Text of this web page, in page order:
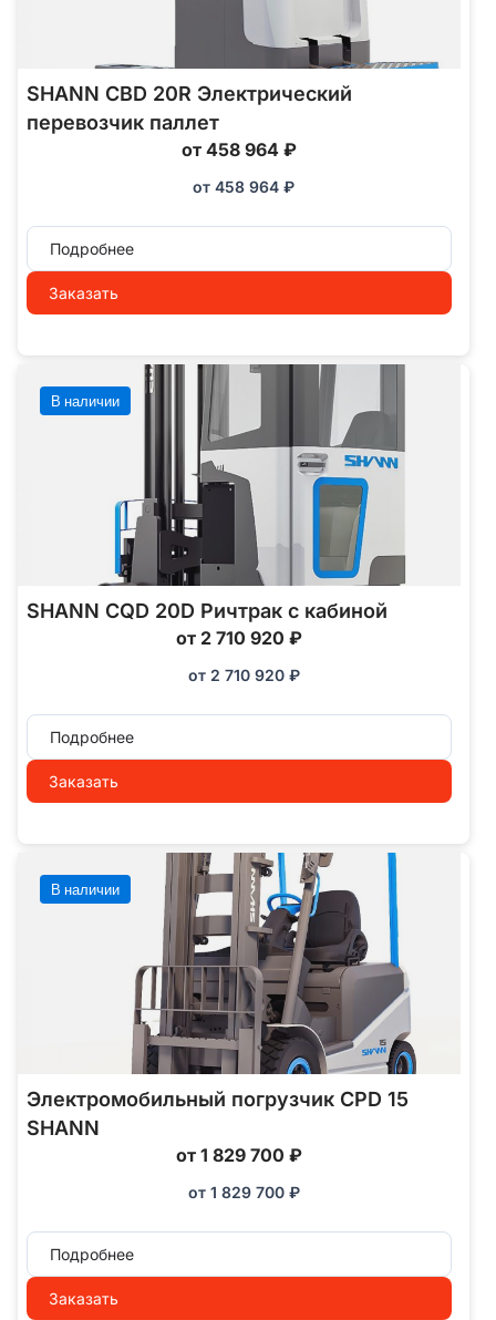
SHANN CBD 20R Электрический
перевозчик паллет
от 458 964 ₽
от 458 964 ₽
Подробнее
Заказать
В наличии
SHANN CQD 20D Ричтрак с кабиной
от 2 710 920 ₽
от 2 710 920 ₽
Подробнее
Заказать
В наличии
Электромобильный погрузчик CPD 15
SHANN
от 1 829 700 ₽
от 1 829 700 ₽
Подробнее
Заказать